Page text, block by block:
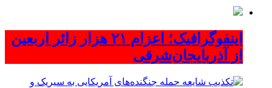
اینفوگرافیک؛ اعزام ۲۱ هزار زائر اربعین
از آذربایجان‌شرقی